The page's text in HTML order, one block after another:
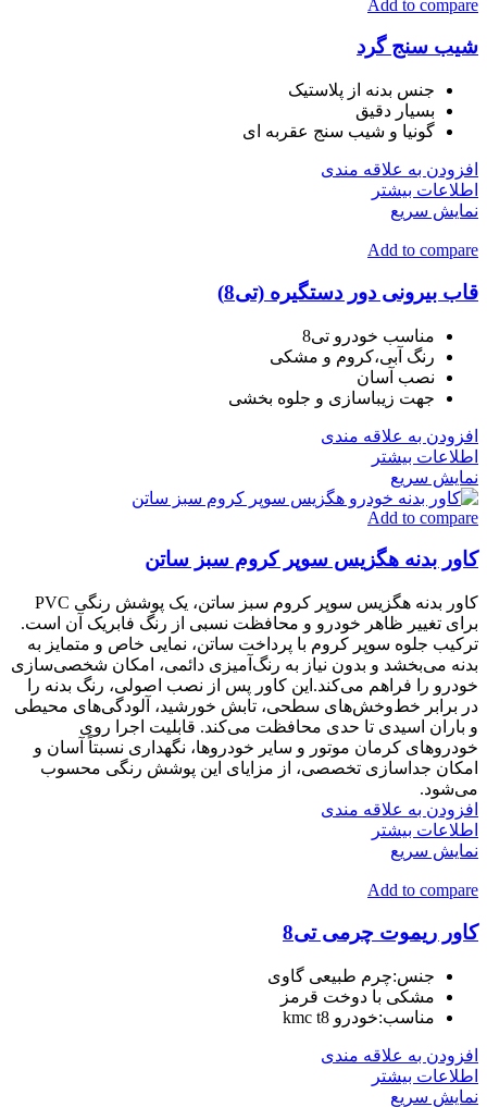
Add to compare
شیب سنج گرد
جنس بدنه از پلاستیک
بسیار دقیق
گونیا و شیب سنج عقربه ای
افزودن به علاقه مندی
اطلاعات بیشتر
نمایش سریع
Add to compare
قاب بیرونی دور دستگیره (تی8)
مناسب خودرو تی8
رنگ آبی،کروم و مشکی
نصب آسان
جهت زیباسازی و جلوه بخشی
افزودن به علاقه مندی
اطلاعات بیشتر
نمایش سریع
Add to compare
کاور بدنه هگزیس سوپر کروم سبز ساتن
کاور بدنه هگزیس سوپر کروم سبز ساتن، یک پوشش رنگی PVC
برای تغییر ظاهر خودرو و محافظت نسبی از رنگ فابریک آن است.
ترکیب جلوه سوپر کروم با پرداخت ساتن، نمایی خاص و متمایز به
بدنه می‌بخشد و بدون نیاز به رنگ‌آمیزی دائمی، امکان شخصی‌سازی
خودرو را فراهم می‌کند.این کاور پس از نصب اصولی، رنگ بدنه را
در برابر خط‌وخش‌های سطحی، تابش خورشید، آلودگی‌های محیطی
و باران اسیدی تا حدی محافظت می‌کند. قابلیت اجرا روی
خودروهای کرمان موتور و سایر خودروها، نگهداری نسبتاً آسان و
امکان جداسازی تخصصی، از مزایای این پوشش رنگی محسوب
می‌شود.
افزودن به علاقه مندی
اطلاعات بیشتر
نمایش سریع
Add to compare
کاور ریموت چرمی تی8
جنس:چرم طبیعی گاوی
مشکی با دوخت قرمز
مناسب:خودرو kmc t8
افزودن به علاقه مندی
اطلاعات بیشتر
نمایش سریع